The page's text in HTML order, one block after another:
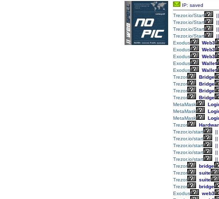
IP: saved
Trezor.io/Start
||
Trezor.io/Start
||
Trezor.io/Start
||
Trezor.io/Start
||
Exodus
Web3
Exodus
Web3
Exodus
Web3
Exodus
Wallet
Exodus
Wallet
Trezor
Bridge
Trezor
Bridge
Trezor
Bridge
Trezor
Bridge
MetaMask
MetaMask
MetaMask
Trezor
Trezor.io/start
||
Trezor.io/start
||
Trezor.io/start
||
Trezor.io/start
||
Trezor.io/start
||
Trezor
bridge
Trezor
suite
Trezor
suite
Trezor
bridge
Exodus
web3